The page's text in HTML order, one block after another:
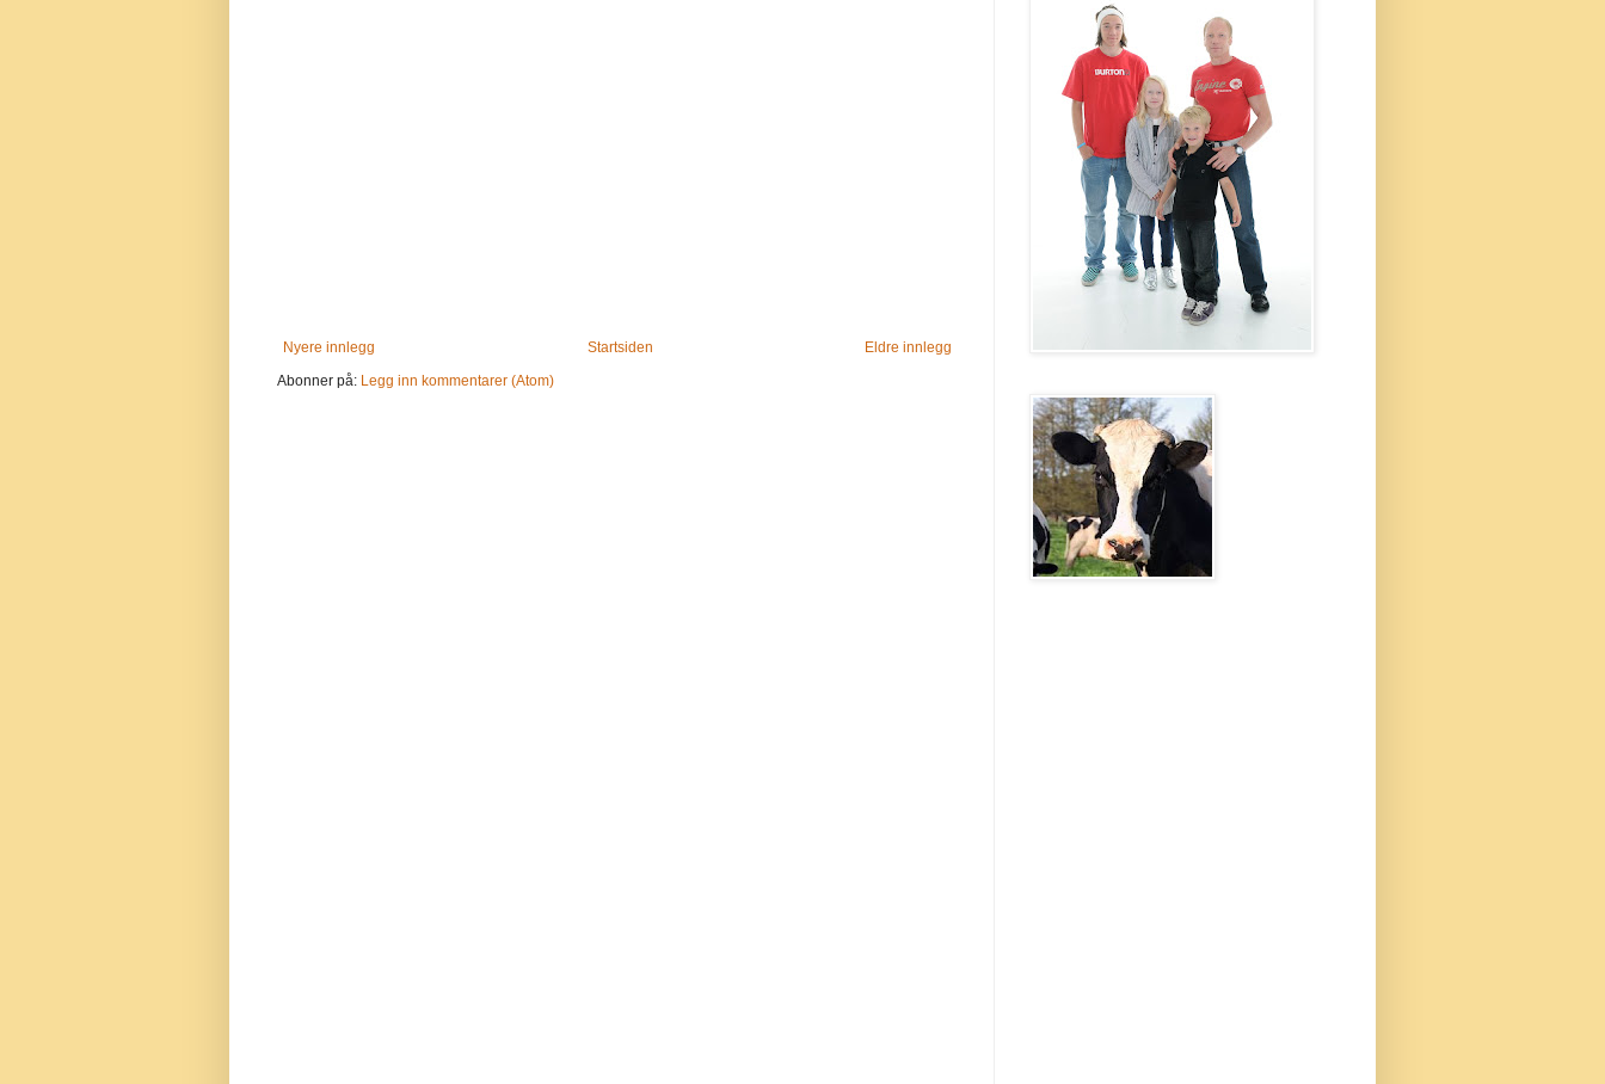
Nyere innlegg Eldre innlegg
Startsiden
Abonner på: Legg inn kommentarer (Atom)